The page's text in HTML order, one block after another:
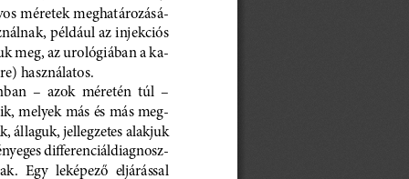
méretek meghatározásá-
például az injekciós
meg, az urológiában a ka-
használatos.
–  azok  méretén  túl  –
melyek más és más meg-
állaguk, jellegzetes alakjuk
differenciáldiagnosz-
Egy  leképező  eljárással